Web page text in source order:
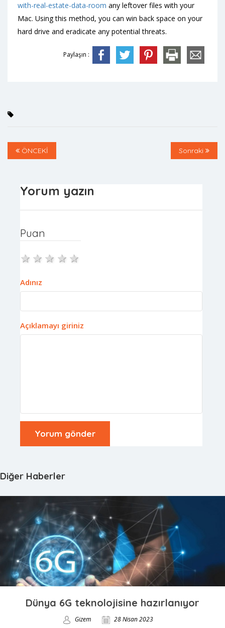
with-real-estate-data-room any leftover files with your
Mac. Using this method, you can win back space on your
hard drive and eradicate any potential threats.
Paylaşın :
ÖNCEKİ Sonraki
Yorum yazın
Puan
4 stars
3 stars
2 stars
1 star
Adınız
Açıklamayı giriniz
Diğer Haberler
Dünya 6G teknolojisine hazırlanıyor
Gizem 28 Nisan 2023